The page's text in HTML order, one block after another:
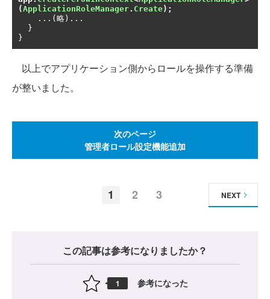
(ApplicationRoleManager. Create);
...(略)...
}
}
以上でアプリケーション側からロールを操作する準備
が整いました。
次のページ
管理者ロール設定機能追加
1 2 3 NEXT
この記事は参考になりましたか？
1 参考になった